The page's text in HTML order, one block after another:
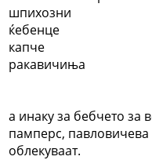
шпихозни
ќебенце
капче
ракавичиња
а инаку за бебчето за
памперс,
облекуваат.